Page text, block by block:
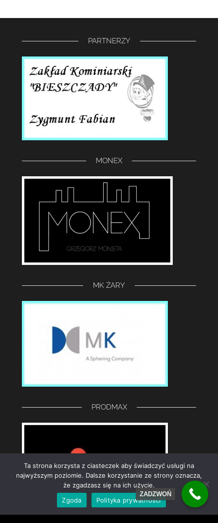
PARTNERZY
MONEX
MK ŻARY
PRODMAX
ZADZWOŃ
Ta strona korzysta z ciasteczek aby świadczyć usługi na
najwyższym poziomie. Dalsze korzystanie ze strony oznacza,
że zgadzasz się na ich użycie.
Zgoda
Polityka prywatności